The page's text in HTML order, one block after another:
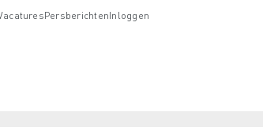
PersberichtenInloggen